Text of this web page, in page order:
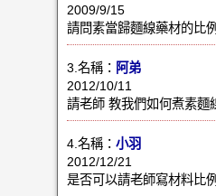
2009/9/15
請問素當歸麵線藥材的比
3.名稱： 阿弟
2012/10/11
請老師 教我們如何煮素麵
4.名稱： 小羽
2012/12/21
是否可以請老師寫材料比